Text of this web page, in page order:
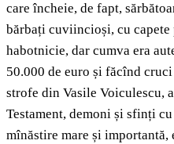
care încheie, de fapt,
bărbați cuviincioși, cu
habotnicie, dar cumva era
50.000 de euro și făcînd
strofe din Vasile Voiculescu,
Testament, demoni și sfinți
mînăstire mare și importantă,